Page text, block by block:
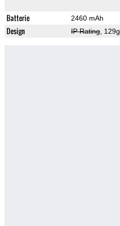
Batterie 2460 mAh
Design IP Rating, 129g